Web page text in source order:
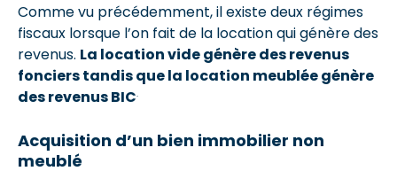
Comme vu précédemment, il existe deux régimes
fiscaux lorsque l’on fait de la location qui génère des
revenus. La location vide génère des revenus
fonciers tandis que la location meublée génère
des revenus BIC.
Acquisition d’un bien immobilier non
meublé